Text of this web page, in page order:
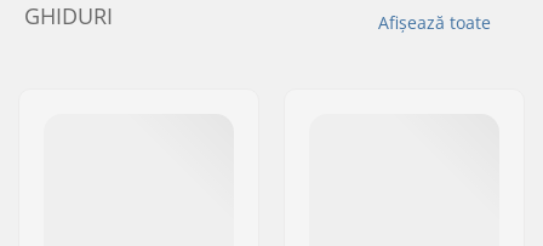
Afișează toate
GHIDURI